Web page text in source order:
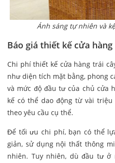
Ánh sáng tự nhiên và
Báo giá thiết kế cửa
Chi phí thiết kế cửa hàng trái
như diện tích mặt bằng, phong
và mức độ đầu tư của chủ cửa
kế có thể dao động từ vài
theo yêu cầu cụ thể.
Để tối ưu chi phí, bạn có thể
giản, sử dụng nội thất thông
nhiên. Tuy nhiên, dù đầu tư ở